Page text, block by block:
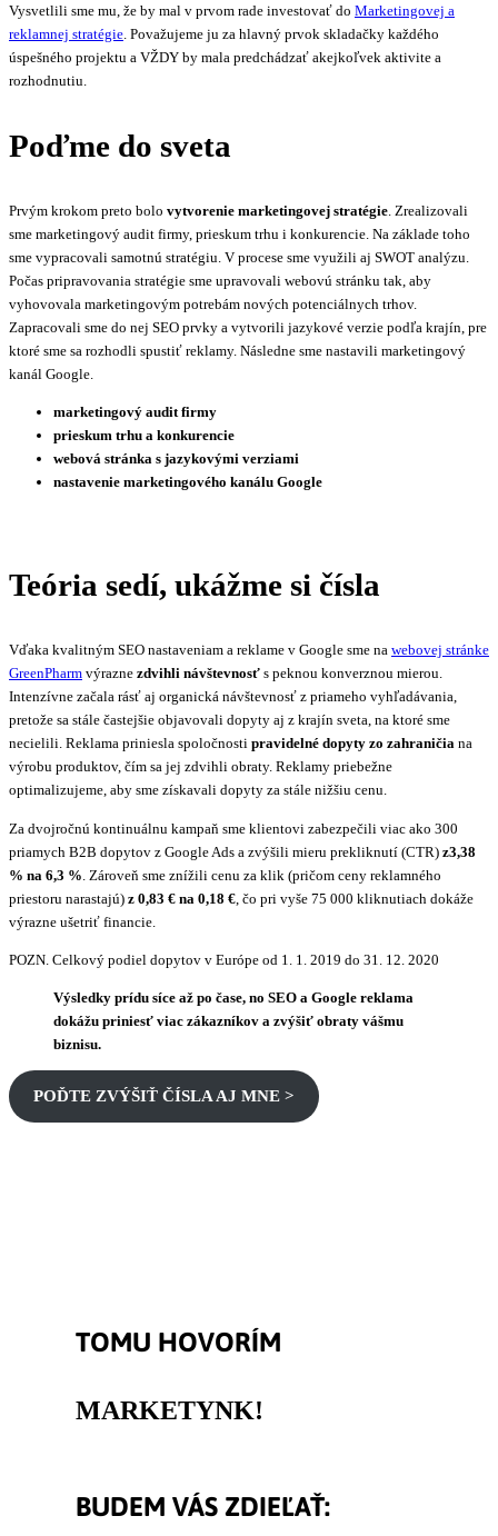
Vysvetlili sme mu, že by mal v prvom rade investovať do Marketingovej a
reklamnej stratégie. Považujeme ju za hlavný prvok skladačky každého
úspešného projektu a VŽDY by mala predchádzať akejkoľvek aktivite a
rozhodnutiu.
Poďme do sveta
Prvým krokom preto bolo vytvorenie marketingovej stratégie . Zrealizovali
sme marketingový audit firmy, prieskum trhu i konkurencie. Na základe toho
sme vypracovali samotnú stratégiu. V procese sme využili aj SWOT analýzu.
Počas pripravovania stratégie sme upravovali webovú stránku tak, aby
vyhovovala marketingovým potrebám nových potenciálnych trhov.
Zapracovali sme do nej SEO prvky a vytvorili jazykové verzie podľa krajín, pre
ktoré sme sa rozhodli spustiť reklamy. Následne sme nastavili marketingový
kanál Google.
marketingový audit firmy
prieskum trhu a konkurencie
webová stránka s jazykovými verziami
nastavenie marketingového kanálu Google
Teória sedí, ukážme si čísla
Vďaka kvalitným SEO nastaveniam a reklame v Google sme na webovej stránke
GreenPharm výrazne zdvihli návštevnosť s peknou konverznou mierou.
Intenzívne začala rásť aj organická návštevnosť z priameho vyhľadávania,
pretože sa stále častejšie objavovali dopyty aj z krajín sveta, na ktoré sme
necielili. Reklama priniesla spoločnosti pravidelné dopyty zo zahraničia na
výrobu produktov, čím sa jej zdvihli obraty. Reklamy priebežne
optimalizujeme, aby sme získavali dopyty za stále nižšiu cenu.
Za dvojročnú kontinuálnu kampaň sme klientovi zabezpečili viac ako 300
priamych B2B dopytov z Google Ads a zvýšili mieru prekliknutí (CTR) z3,38
% na 6,3 % . Zároveň sme znížili cenu za klik (pričom ceny reklamného
priestoru narastajú) z 0,83 € na 0,18 € , čo pri vyše 75 000 kliknutiach dokáže
výrazne ušetriť financie.
POZN. Celkový podiel dopytov v Európe od 1. 1. 2019 do 31. 12. 2020
Výsledky prídu síce až po čase, no SEO a Google reklama
dokážu priniesť viac zákazníkov a zvýšiť obraty vášmu
biznisu.
POĎTE ZVÝŠIŤ ČÍSLA AJ MNE >
TOMU HOVORÍM
MARKETYNK!
BUDEM VÁS ZDIEĽAŤ: